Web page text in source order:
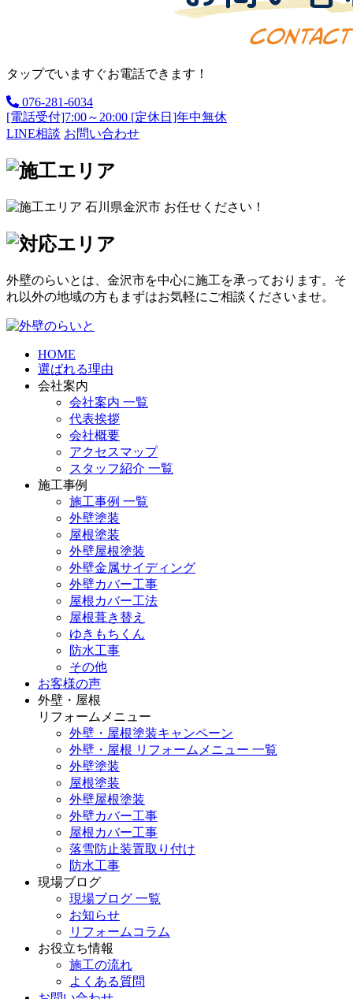
タップでいますぐお電話できます！
076-281-6034
[電話受付]7:00～20:00 [定休日]年中無休
LINE相談 お問い合わせ
外壁のらいとは、金沢市を中心に施工を承っております。そ
れ以外の地域の方もまずはお気軽にご相談くださいませ。
HOME
選ばれる理由
会社案内
会社案内 一覧
代表挨拶
会社概要
アクセスマップ
スタッフ紹介 一覧
施工事例
施工事例 一覧
外壁塗装
屋根塗装
外壁屋根塗装
外壁金属サイディング
外壁カバー工事
屋根カバー工法
屋根葺き替え
ゆきもちくん
防水工事
その他
お客様の声
外壁・屋根
リフォームメニュー
外壁・屋根塗装キャンペーン
外壁・屋根 リフォームメニュー 一覧
外壁塗装
屋根塗装
外壁屋根塗装
外壁カバー工事
屋根カバー工事
落雪防止装置取り付け
防水工事
現場ブログ
現場ブログ 一覧
お知らせ
リフォームコラム
お役立ち情報
施工の流れ
よくある質問